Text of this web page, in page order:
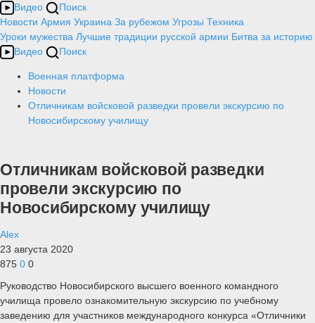
Видео
Поиск
Новости Армия Украина За рубежом Угрозы Техника
Уроки мужества Лучшие традиции русской армии Битва за историю
Видео
Поиск
Военная платформа
Новости
Отличникам войсковой разведки провели экскурсию по
Новосибирскому училищу
Отличникам войсковой разведки
провели экскурсию по
Новосибирскому училищу
Alex
23 августа 2020
875 0 0
Руководство Новосибирского высшего военного командного
училища провело ознакомительную экскурсию по учебному
заведению для участников международного конкурса «Отличники